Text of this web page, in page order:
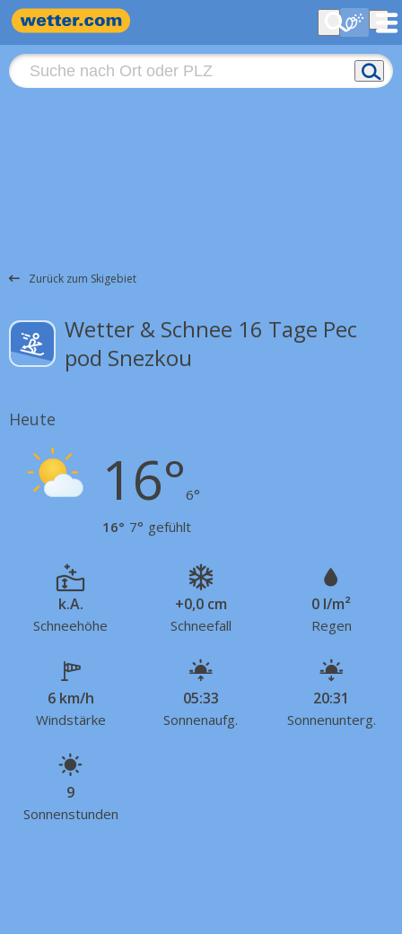
Zurück zum Skigebiet
Wetter & Schnee 16 Tage Pec
pod Snezkou
Heute
16°6°
16° 7° gefühlt
k.A.
Schneehöhe
+0,0 cm
Schneefall
0 l/m²
Regen
6 km/h
Windstärke
05:33
Sonnenaufg.
20:31
Sonnenunterg.
9
Sonnenstunden